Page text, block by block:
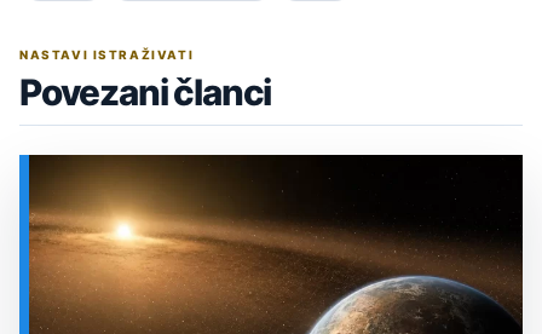
NASTAVI ISTRAŽIVATI
Povezani članci